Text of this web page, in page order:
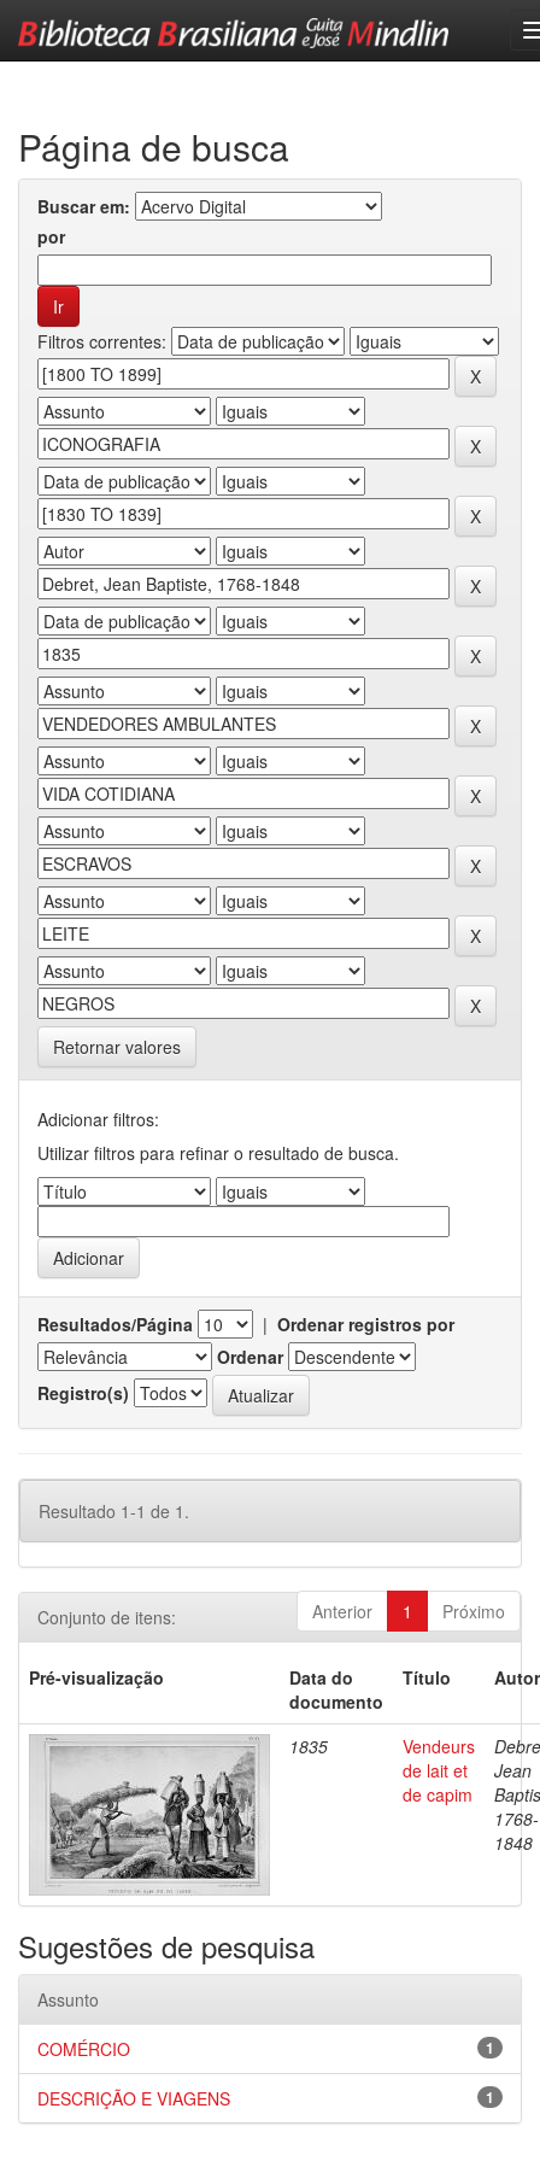
Página de busca
Buscar em:
por
Filtros correntes:
Retornar valores
Adicionar filtros:
Utilizar filtros para refinar o resultado de busca.
Resultados/Página | Ordenar registros por
Ordenar
Registro(s)
Resultado 1-1 de 1.
Anterior 1 Próximo
Conjunto de itens:
Pré-visualização
Data do
documento
Título
1835
Vendeurs
de lait et
de capim
Jean
1768-
1848
Sugestões de pesquisa
Assunto
1
COMÉRCIO
1
DESCRIÇÃO E VIAGENS